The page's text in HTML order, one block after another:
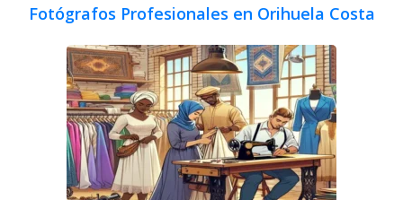
Fotógrafos Profesionales en Orihuela Costa